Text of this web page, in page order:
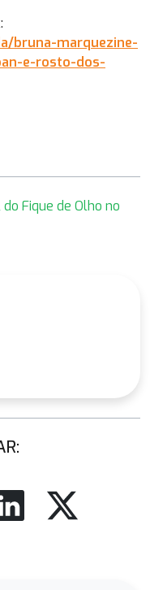
bruna-marquezine-
e-rosto-dos-
Fique de Olho no